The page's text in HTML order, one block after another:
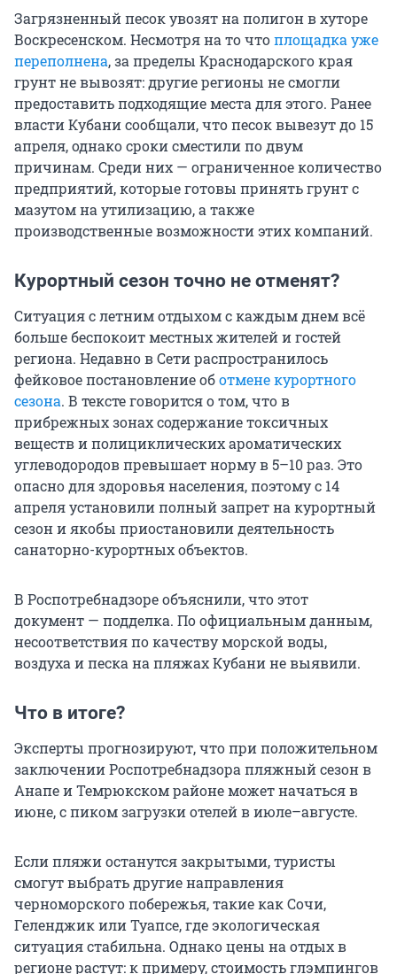
Загрязненный песок увозят на полигон в хуторе
Воскресенском. Несмотря на то чтоплощадка уже
переполнена, за пределы Краснодарского края
грунт не вывозят: другие регионы не смогли
предоставить подходящие места для этого. Ранее
власти Кубани сообщали, что песок вывезут до 15
апреля, однако сроки сместили по двум
причинам. Среди них — ограниченное количество
предприятий, которые готовы принять грунт с
мазутом на утилизацию, а также
производственные возможности этих компаний.
Курортный сезон точно не отменят?
Ситуация с летним отдыхом с каждым днем всё
больше беспокоит местных жителей и гостей
региона. Недавно в Сети распространилось
фейковое постановление оботмене курортного
сезона. В тексте говорится о том, что в
прибрежных зонах содержание токсичных
веществ и полициклических ароматических
углеводородов превышает норму в 5–10 раз. Это
опасно для здоровья населения, поэтому с 14
апреля установили полный запрет на курортный
сезон и якобы приостановили деятельность
санаторно-курортных объектов.
В Роспотребнадзоре объяснили, что этот
документ — подделка. По официальным данным,
несоответствия по качеству морской воды,
воздуха и песка на пляжах Кубани не выявили.
Что в итоге?
Эксперты прогнозируют, что при положительном
заключении Роспотребнадзора пляжный сезон в
Анапе и Темрюкском районе может начаться в
июне, с пиком загрузки отелей в июле–августе.
Если пляжи останутся закрытыми, туристы
смогут выбрать другие направления
черноморского побережья, такие как Сочи,
Геленджик или Туапсе, где экологическая
ситуация стабильна. Однако цены на отдых в
регионе растут: к примеру, стоимость глэмпингов